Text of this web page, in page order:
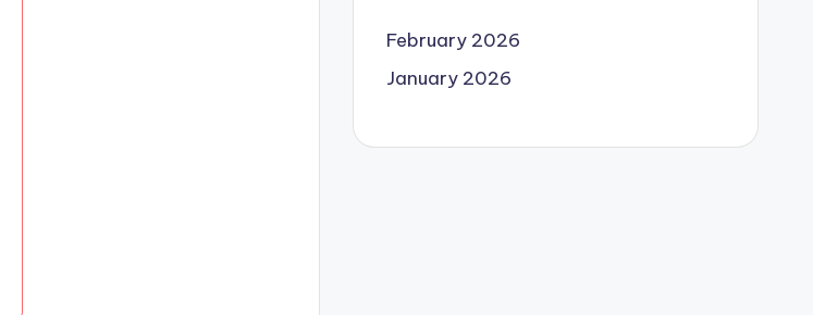
February 2026
January 2026